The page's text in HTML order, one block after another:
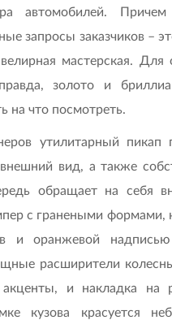
автомобилей. Причем
запросы заказчиков –
мастерская. Для
золото и
на что посмотреть.
утилитарный пикап
вид, а также
обращает на себя
с гранеными формами,
и оранжевой
расширители
и накладка на
кузова красуется